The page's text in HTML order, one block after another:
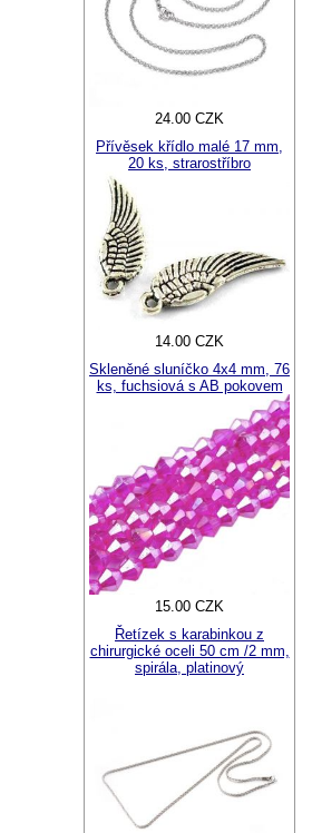
24.00 CZK
Přívěsek křídlo malé 17 mm,
20 ks, strarostříbro
14.00 CZK
Skleněné sluníčko 4x4 mm, 76
ks, fuchsiová s AB pokovem
15.00 CZK
Řetízek s karabinkou z
chirurgické oceli 50 cm /2 mm,
spirála, platinový